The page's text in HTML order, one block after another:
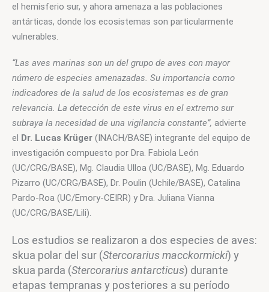
el hemisferio sur, y ahora amenaza a las poblaciones
antárticas, donde los ecosistemas son particularmente
vulnerables.
“Las aves marinas son un del grupo de aves con mayor
número de especies amenazadas. Su importancia como
indicadores de la salud de los ecosistemas es de gran
relevancia. La detección de este virus en el extremo sur
subraya la necesidad de una vigilancia constante”, advierte
el Dr. Lucas Krüger (INACH/BASE) integrante del equipo de
investigación compuesto por Dra. Fabiola León
(UC/CRG/BASE), Mg. Claudia Ulloa (UC/BASE), Mg. Eduardo
Pizarro (UC/CRG/BASE), Dr. Poulin (Uchile/BASE), Catalina
Pardo-Roa (UC/Emory-CEIRR) y Dra. Juliana Vianna
(UC/CRG/BASE/Lili).
Los estudios se realizaron a dos especies de aves:
skua polar del sur (Stercorarius macckormicki) y
skua parda (Stercorarius antarcticus) durante
etapas tempranas y posteriores a su período